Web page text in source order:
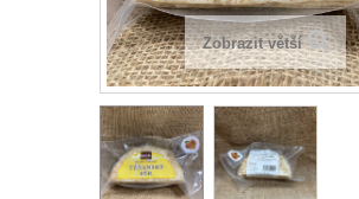
Zobrazit větší